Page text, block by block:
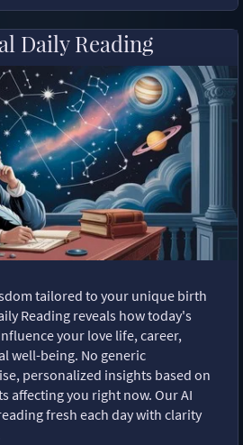
Daily Reading
tailored to your unique birth
Reading reveals how today's
your love life, career,
well-being. No generic
personalized insights based on
affecting you right now. Our AI
fresh each day with clarity